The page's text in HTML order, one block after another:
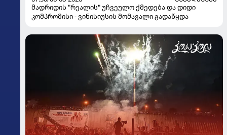
მადრიდის "რეალის" უჩვეულო ქმედება და დიდი
კომპრომისი - ვინისიუსის მომავალი გადაწყდა